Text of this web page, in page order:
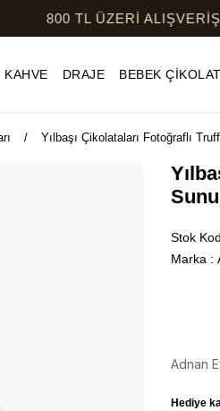
TL ÜZERİ ALIŞVERİŞLERDE
KAHVE DRAJE BEBEK
Yılbaşı Çikolataları Fotoğraflı
Stok
Marka :
Adnan
Hediye